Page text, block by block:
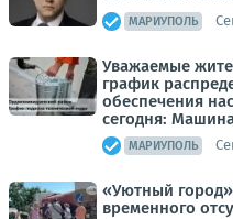
МАРИУПОЛЬ
Уважаемые
график
обеспечения
сегодня:
МАРИУПОЛЬ
«Уютный
временного